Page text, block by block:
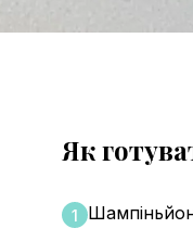
Як
1